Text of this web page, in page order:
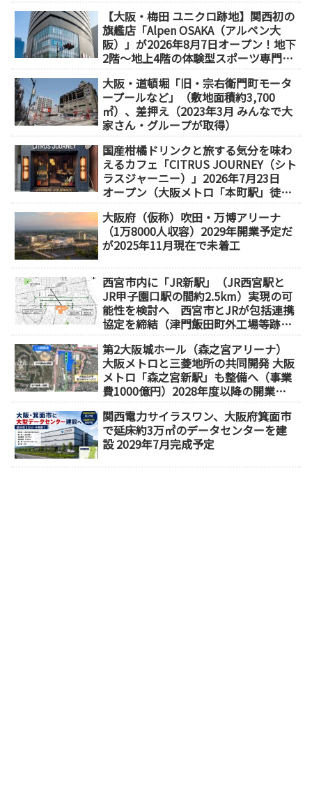
【大阪・梅田 ユニクロ跡地】関西初の
旗艦店「Alpen OSAKA（アルペン大
阪）」が2026年8月7日オープン！地下
2階～地上4階の体験型スポーツ専門店
大阪・道頓堀「旧・宗右衛門町モータ
ープールなど」（敷地面積約3,700
㎡）、差押え（2023年3月 みんなで大
家さん・グループが取得）
国産柑橘ドリンクと旅する気分を味わ
えるカフェ「CITRUS JOURNEY（シト
ラスジャーニー）」2026年7月23日
オープン（大阪メトロ「本町駅」徒歩
大阪府（仮称）吹田・万博アリーナ
（1万8000人収容）2029年開業予定だ
が2025年11月現在で未着工
西宮市内に「JR新駅」（JR西宮駅と
JR甲子園口駅の間約2.5km）実現の可
能性を検討へ 西宮市とJRが包括連携
協定を締結（津門飯田町外工場等跡
第2大阪城ホール（森之宮アリーナ）
大阪メトロと三菱地所の共同開発 大阪
メトロ「森之宮新駅」も整備へ（事業
費1000億円）2028年度以降の開業
関西電力サイラスワン、大阪府箕面市
で延床約3万㎡のデータセンターを建
設 2029年7月完成予定